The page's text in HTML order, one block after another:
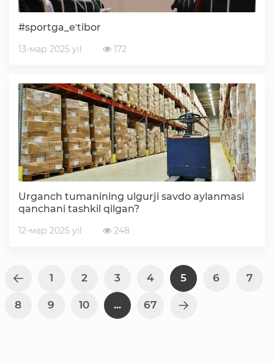
#sportga_eʼtibor
13-мар 2025 yil 172
Urganch tumanining ulgurji savdo aylanmasi
qanchani tashkil qilgan?
12-мар 2025 yil 248
1 2 3 4 5 6 7
8 9 10 ... 67